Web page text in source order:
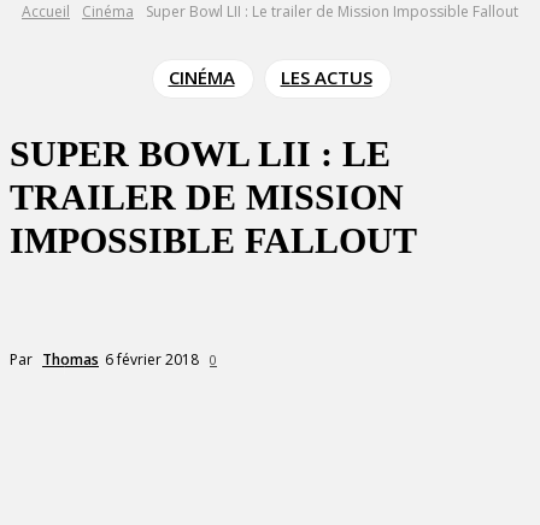
Accueil Cinéma Super Bowl LII : Le trailer de Mission Impossible Fallout
CINÉMA LES ACTUS
SUPER BOWL LII : LE
TRAILER DE MISSION
IMPOSSIBLE FALLOUT
Par Thomas 6 février 2018 0